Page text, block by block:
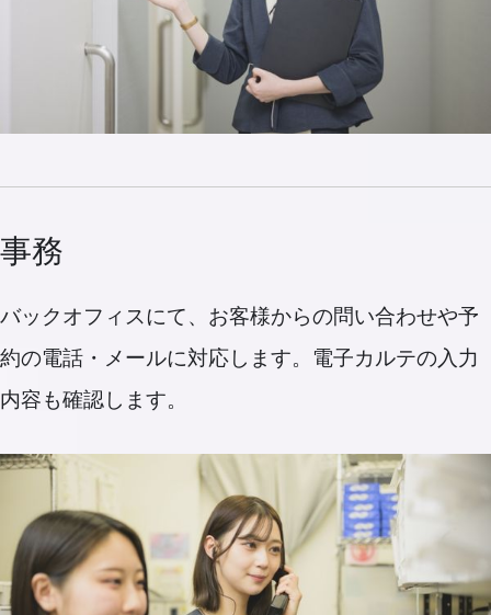
事務
バックオフィスにて、お客様からの問い合わせや予
約の電話・メールに対応します。電子カルテの入力
内容も確認します。